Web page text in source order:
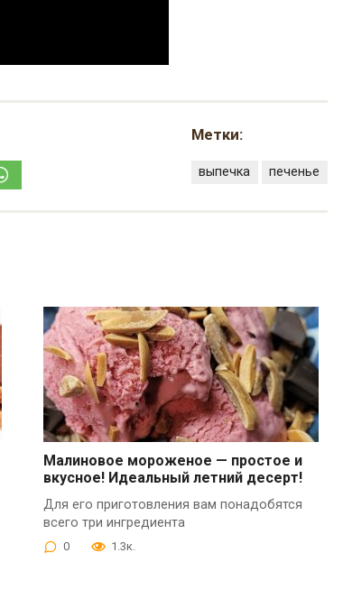
Метки:
выпечка печенье
Малиновое мороженое — простое и
вкусное! Идеальный летний десерт!
Для его приготовления вам понадобятся
всего три ингредиента
0 1.3к.